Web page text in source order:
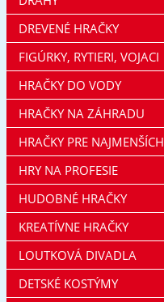
DREVENÉ HRAČKY
FIGÚRKY, RYTIERI, VOJACI
HRAČKY DO VODY
HRAČKY NA ZÁHRADU
HRAČKY PRE NAJMENŠÍCH
HRY NA PROFESIE
HUDOBNÉ HRAČKY
KREATÍVNE HRAČKY
LOUTKOVÁ DIVADLA
DETSKÉ KOSTÝMY